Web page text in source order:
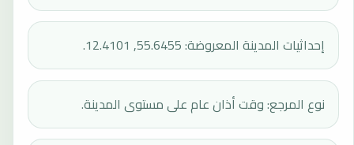
إحداثيات المدينة المعروضة: 55.6455, 12.4101.
نوع المرجع: وقت أذان عام على مستوى المدينة.